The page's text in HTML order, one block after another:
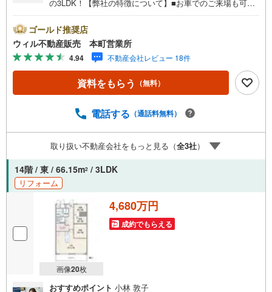
の3LDK！【弊社の特徴について】■お車でのご来場も可能
担当者のお声がけください。■キッズスペースもございます
ので、小さなお子様がいらっしゃるご家庭もお気軽のご来
場ください！＝＝＝＝＝＝＝＝＝＝＝＝＝＝＝＝＝＝＝＝
＝＝＝＝＝＝＝＝＝＝【営業時間 10:00～19:00】（定休日
なし）火曜日・水曜日も営業しております。上記時間はお
電話が繋がりやすくなっております。ぜひお気軽にご連絡
（無料）」ボタンよりご希望の日時をご記入いただけます
当、ローン担当が居ますので、何でも気軽にご相談いただ
けます！■リフォーム担当と一緒に現地見学を行い、その場
でリフォームのご提案等をさせていただきます！■物件管理
システムを使えば、ネットに掲載されていない物件のご紹
介も可能です！
ゴールド推奨店
ウィル不動産販売 本町営業所
4.94 不動産会社レビュー 18件
資料をもらう （無料）
電話する （通話料無料）
取り扱い不動産会社をもっと見る（全3社）
14階 / 東 / 66.15m2 / 3LDK
リフォーム
画像20枚
4,680万円
成約でもらえる
おすすめポイント 小林 敦子